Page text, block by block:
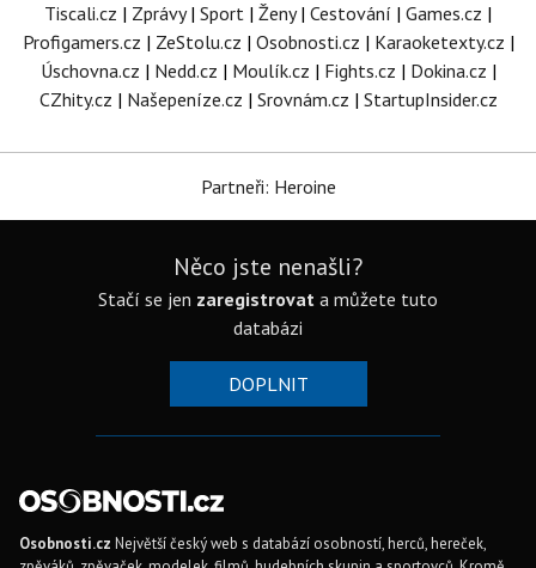
Tiscali.cz | Zprávy| Sport | Ženy| Cestování | Games.cz |
Profigamers.cz | ZeStolu.cz | Osobnosti.cz | Karaoketexty.cz |
Úschovna.cz | Nedd.cz | Moulík.cz | Fights.cz | Dokina.cz |
CZhity.cz | Našepeníze.cz | Srovnám.cz | StartupInsider.cz
Partneři: Heroine
Něco jste nenašli?
Stačí se jen zaregistrovat a můžete tuto
databázi
DOPLNIT
Osobnosti.cz Největší český web s databází osobností, herců, hereček,